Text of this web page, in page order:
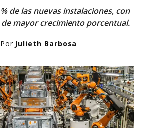
de las nuevas instalaciones, con
mayor crecimiento porcentual.
Por Julieth Barbosa